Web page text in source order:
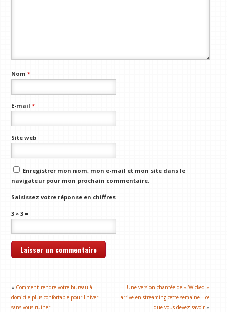
Nom*
E-mail*
Site web
Enregistrer mon nom, mon e-mail et mon site dans le
navigateur pour mon prochain commentaire.
Saisissez votre réponse en chiffres
3 × 3 =
« Comment rendre votre bureau à
domicile plus confortable pour l'hiver
sans vous ruiner
Une version chantée de « Wicked »
arrive en streaming cette semaine – ce
que vous devez savoir »